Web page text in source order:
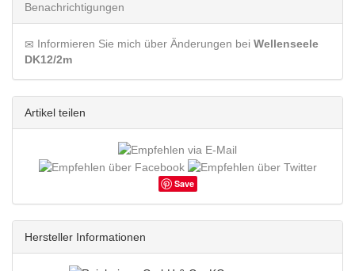
Benachrichtigungen
Informieren Sie mich über Änderungen bei Wellenseele
DK12/2m
Artikel teilen
Save
Hersteller Informationen